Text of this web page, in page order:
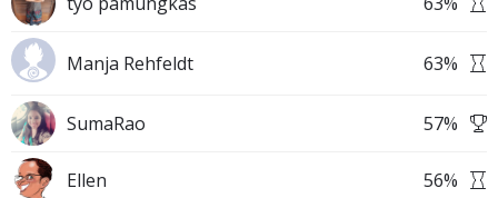
Manja Rehfeldt 63%
SumaRao 57%
Ellen 56%